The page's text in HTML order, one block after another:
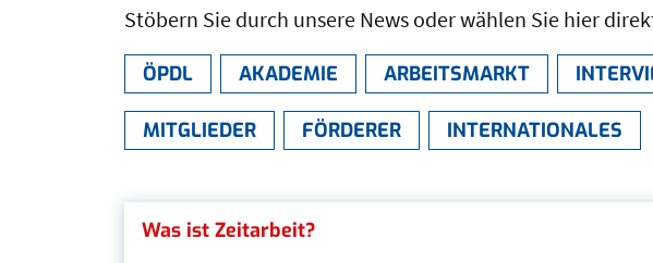
Stöbern Sie durch unsere News oder wählen Sie hier
ÖPDL AKADEMIE ARBEITSMARKT
MITGLIEDER FÖRDERER INTERNATIONALES
Was ist Zeitarbeit?